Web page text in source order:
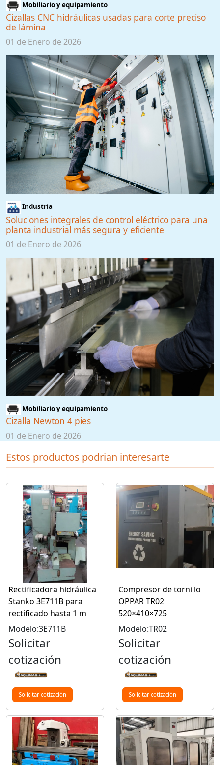
Mobiliario y equipamiento
Cizallas CNC hidráulicas usadas para corte preciso
de lámina
01 de Enero de 2026
Industria
Soluciones integrales de control eléctrico para una
planta industrial más segura y eficiente
01 de Enero de 2026
Mobiliario y equipamiento
Cizalla Newton 4 pies
01 de Enero de 2026
Estos productos podrian interesarte
Rectificadora hidráulica
Stanko 3E711B para
rectificado hasta 1 m
Modelo:3E711B
Solicitar
cotización
Solicitar cotización
Compresor de tornillo
OPPAR TR02
520×410×725
Modelo:TR02
Solicitar
cotización
Solicitar cotización